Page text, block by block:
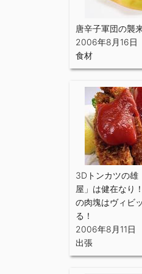
唐辛子軍団の襲
2006年8月16日
食材
3Dトンカツの
屋」は健在なり
の肉塊はヴィビ
る！
2006年8月11日
出張